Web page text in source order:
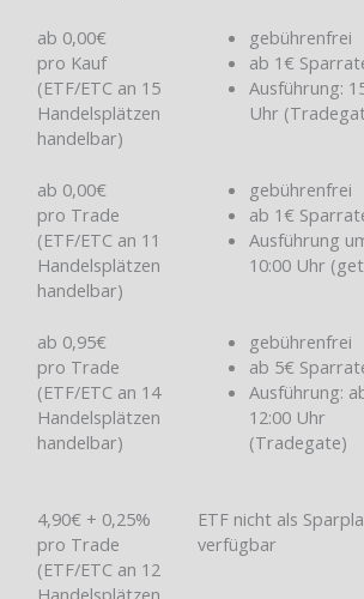
ab 0,00€
pro Kauf
(ETF/ETC an 15
Handelsplätzen
handelbar)
gebührenfrei
ab 1€
Ausführung:
Uhr
ab 0,00€
pro Trade
(ETF/ETC an 11
Handelsplätzen
handelbar)
gebührenfrei
ab 1€
Ausführung
10:00 Uhr
ab 0,95€
pro Trade
(ETF/ETC an 14
Handelsplätzen
handelbar)
gebührenfrei
ab 5€
Ausführung:
12:00 Uhr
(Tradegate)
4,90€ + 0,25%
pro Trade
(ETF/ETC an 12
Handelsplätzen
ETF nicht als
verfügbar